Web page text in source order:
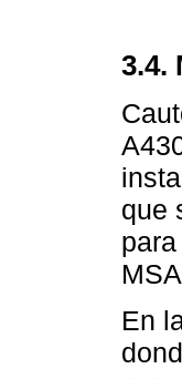
3.4.
que
En